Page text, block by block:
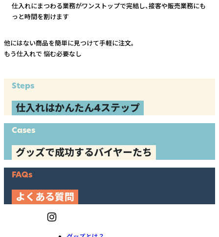
仕入れにまつわる業務がワンストップで完結し、接客や販売業務にも
っと時間を割けます
他にはない商品を簡単に見つけて手軽に注文。
もう仕入れで 悩む必要なし
Steps
仕入れはかんたん4ステップ
Cases
グッズで成功するバイヤーたち
FAQs
よくある質問